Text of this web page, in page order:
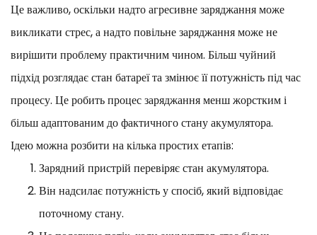
Це важливо, оскільки надто агресивне заряджання може
викликати стрес, а надто повільне заряджання може не
вирішити проблему практичним чином. Більш чуйний
підхід розглядає стан батареї та змінює її потужність під час
процесу. Це робить процес заряджання менш жорстким і
більш адаптованим до фактичного стану акумулятора.
Ідею можна розбити на кілька простих етапів:
Зарядний пристрій перевіряє стан акумулятора.
Він надсилає потужність у спосіб, який відповідає
поточному стану.